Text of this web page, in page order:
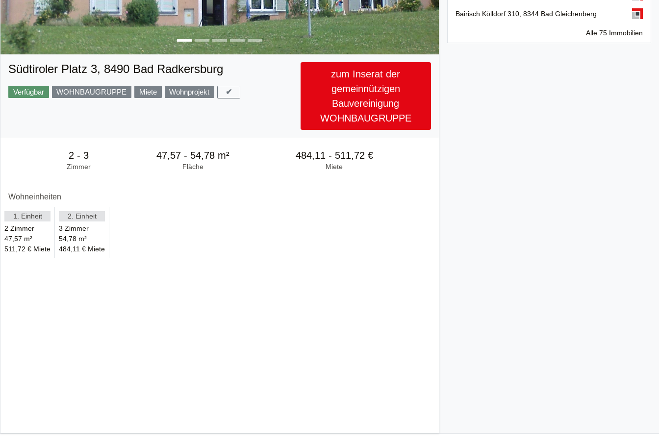
zum Inserat der
gemeinnützigen
Bauvereinigung
WOHNBAUGRUPPE
Südtiroler Platz 3, 8490 Bad Radkersburg
Verfügbar WOHNBAUGRUPPE Miete Wohnprojekt ✔
2 - 3
Zimmer
47,57 - 54,78 m²
Fläche
484,11 - 511,72 €
Miete
Wohneinheiten
1. Einheit
2 Zimmer
47,57 m²
511,72 € Miete
2. Einheit
3 Zimmer
54,78 m²
484,11 € Miete
Bairisch Kölldorf 310, 8344 Bad Gleichenberg
Alle 75 Immobilien